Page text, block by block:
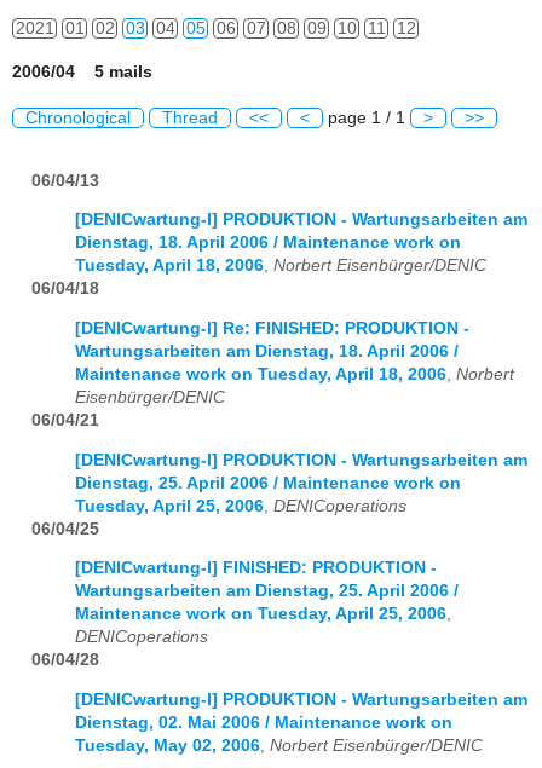
2021 01 02 03 04 05 06 07 08 09 10 11 12
2006/04 5 mails
Chronological Thread << < page 1 / 1 > >>
06/04/13
[DENICwartung-l] PRODUKTION - Wartungsarbeiten am
Dienstag, 18. April 2006 / Maintenance work on
Tuesday, April 18, 2006, Norbert Eisenbürger/DENIC
06/04/18
[DENICwartung-l] Re: FINISHED: PRODUKTION -
Wartungsarbeiten am Dienstag, 18. April 2006 /
Maintenance work on Tuesday, April 18, 2006 Norbert
Eisenbürger/DENIC
06/04/21
[DENICwartung-l] PRODUKTION - Wartungsarbeiten am
Dienstag, 25. April 2006 / Maintenance work on
Tuesday, April 25, 2006 DENICoperations
06/04/25
[DENICwartung-l] FINISHED: PRODUKTION -
Wartungsarbeiten am Dienstag, 25. April 2006 /
Maintenance work on Tuesday, April 25, 2006,
DENICoperations
06/04/28
[DENICwartung-l] PRODUKTION - Wartungsarbeiten am
Dienstag, 02. Mai 2006 / Maintenance work on
Tuesday, May 02, 2006 Norbert Eisenbürger/DENIC